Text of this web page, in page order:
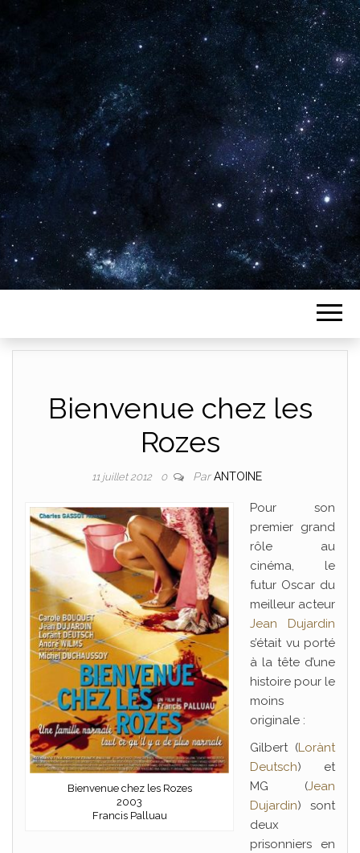
Plus de 2800 critiques de films
Bienvenue chez les
Rozes
11 juillet 2012 0 ParANTOINE
Bienvenue chez les Rozes
2003
Francis Palluau
Pour son
premier grand
rôle au
cinéma, le
futur Oscar du
meilleur acteur
Jean Dujardin
s’était vu porté
à la tête d’une
histoire pour le
moins
originale :
Gilbert (Lorànt
Deutsch) et
MG (Jean
Dujardin) sont
deux
prisonniers en